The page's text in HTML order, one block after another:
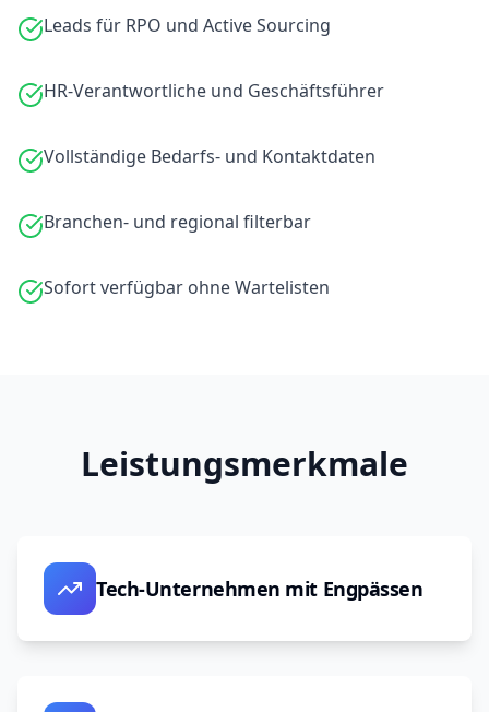
Leads für RPO und Active Sourcing
HR-Verantwortliche und Geschäftsführer
Vollständige Bedarfs- und Kontaktdaten
Branchen- und regional filterbar
Sofort verfügbar ohne Wartelisten
Leistungsmerkmale
Tech-Unternehmen mit Engpässen